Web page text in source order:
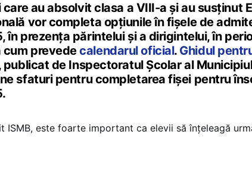
care au absolvit clasa a VIII-a și au susținut
vor completa opțiunile în fișele de
în prezența părintelui și a dirigintelui, în
cum prevedecalendarul oficial. Ghidul
publicat de Inspectoratul Școlar al
sfaturi pentru completarea fișei pentru
ISMB, este foarte important ca elevii să înțeleagă